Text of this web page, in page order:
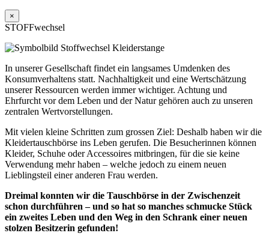
×
STOFFwechsel
In unserer Gesellschaft findet ein langsames Umdenken des
Konsumverhaltens statt. Nachhaltigkeit und eine Wertschätzung
unserer Ressourcen werden immer wichtiger. Achtung und
Ehrfurcht vor dem Leben und der Natur gehören auch zu unseren
zentralen Wertvorstellungen.
Mit vielen kleine Schritten zum grossen Ziel: Deshalb haben wir die
Kleidertauschbörse ins Leben gerufen. Die Besucherinnen können
Kleider, Schuhe oder Accessoires mitbringen, für die sie keine
Verwendung mehr haben – welche jedoch zu einem neuen
Lieblingsteil einer anderen Frau werden.
Dreimal konnten wir die Tauschbörse in der Zwischenzeit
schon durchführen – und so hat so manches schmucke Stück
ein zweites Leben und den Weg in den Schrank einer neuen
stolzen Besitzerin gefunden!